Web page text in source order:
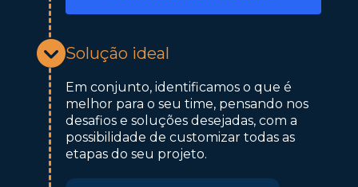
Solução ideal
Em conjunto, identificamos o que é
melhor para o seu time, pensando nos
desafios e soluções desejadas, com a
possibilidade de customizar todas as
etapas do seu projeto.